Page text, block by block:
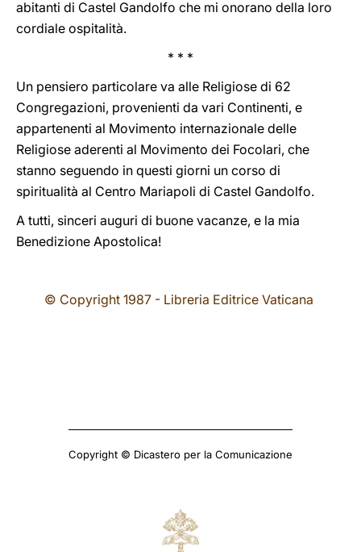
abitanti di Castel Gandolfo che mi onorano della loro
cordiale ospitalità.
* * *
Un pensiero particolare va alle Religiose di 62
Congregazioni, provenienti da vari Continenti, e
appartenenti al Movimento internazionale delle
Religiose aderenti al Movimento dei Focolari, che
stanno seguendo in questi giorni un corso di
spiritualità al Centro Mariapoli di Castel Gandolfo.
A tutti, sinceri auguri di buone vacanze, e la mia
Benedizione Apostolica!
© Copyright 1987 - Libreria Editrice Vaticana
Copyright © Dicastero per la Comunicazione